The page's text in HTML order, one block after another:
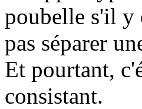
poubelle s'il y
pas séparer
Et pourtant,
consistant.